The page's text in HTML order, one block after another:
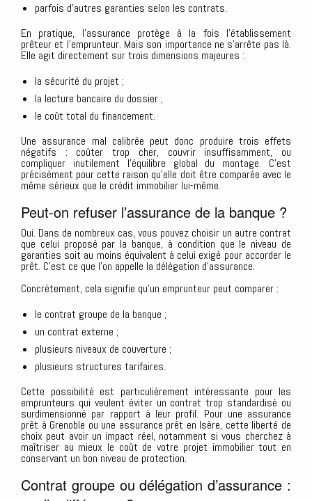
parfois d’autres garanties selon les contrats.
En pratique, l’assurance protège à la fois l’établissement
prêteur et l’emprunteur. Mais son importance ne s’arrête pas là.
Elle agit directement sur trois dimensions majeures :
la sécurité du projet ;
la lecture bancaire du dossier ;
le coût total du financement.
Une assurance mal calibrée peut donc produire trois effets
négatifs : coûter trop cher, couvrir insuffisamment, ou
compliquer inutilement l’équilibre global du montage. C’est
précisément pour cette raison qu’elle doit être comparée avec le
même sérieux que le crédit immobilier lui-même.
Peut-on refuser l’assurance de la banque ?
Oui. Dans de nombreux cas, vous pouvez choisir un autre contrat
que celui proposé par la banque, à condition que le niveau de
garanties soit au moins équivalent à celui exigé pour accorder le
prêt. C’est ce que l’on appelle la délégation d’assurance.
Concrètement, cela signifie qu’un emprunteur peut comparer :
le contrat groupe de la banque ;
un contrat externe ;
plusieurs niveaux de couverture ;
plusieurs structures tarifaires.
Cette possibilité est particulièrement intéressante pour les
emprunteurs qui veulent éviter un contrat trop standardisé ou
surdimensionné par rapport à leur profil. Pour une assurance
prêt à Grenoble ou une assurance prêt en Isère, cette liberté de
choix peut avoir un impact réel, notamment si vous cherchez à
maîtriser au mieux le coût de votre projet immobilier tout en
conservant un bon niveau de protection.
Contrat groupe ou délégation d’assurance :